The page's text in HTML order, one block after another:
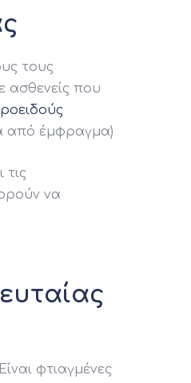
τους
ασθενείς που
από έμφραγμα)
τις
να
φτιαγμένες